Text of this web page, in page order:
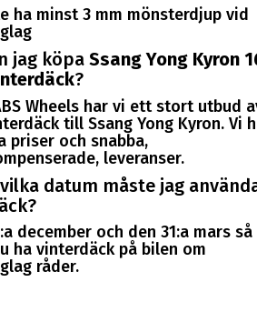
ha minst 3 mm mönsterdjup vid
jag köpa Ssang Yong Kyron
?
Wheels har vi ett stort utbud
till Ssang Yong Kyron. Vi
priser och snabba,
leveranser.
datum måste jag
december och den 31:a mars så
ha vinterdäck på bilen om
råder.